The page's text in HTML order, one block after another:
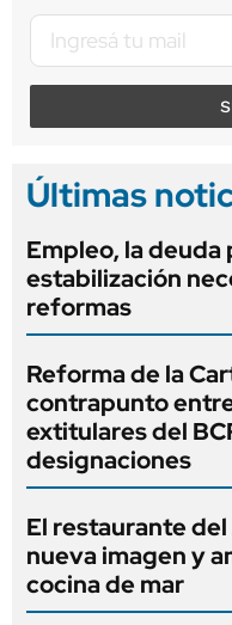
Últimas
Empleo, la
estabilización
reformas
Reforma de la
contrapunto
extitulares del
designaciones
El restaurante
nueva imagen y
cocina de mar